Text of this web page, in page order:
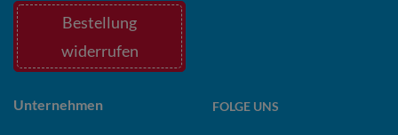
Bestellung
widerrufen
Unternehmen FOLGE UNS